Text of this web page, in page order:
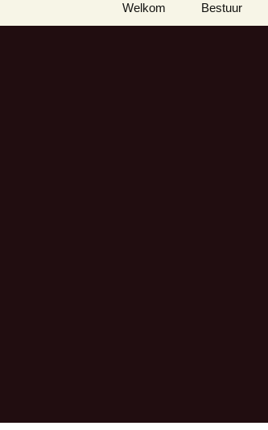
Welkom Bestuur